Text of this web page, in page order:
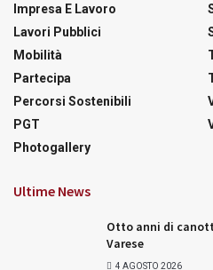
Impresa E Lavoro
Lavori Pubblici
Mobilità
Partecipa
Percorsi Sostenibili
PGT
Photogallery
Ultime News
Otto anni di
Varese
4 AGOSTO 2026